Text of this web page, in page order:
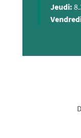
Jeudi: